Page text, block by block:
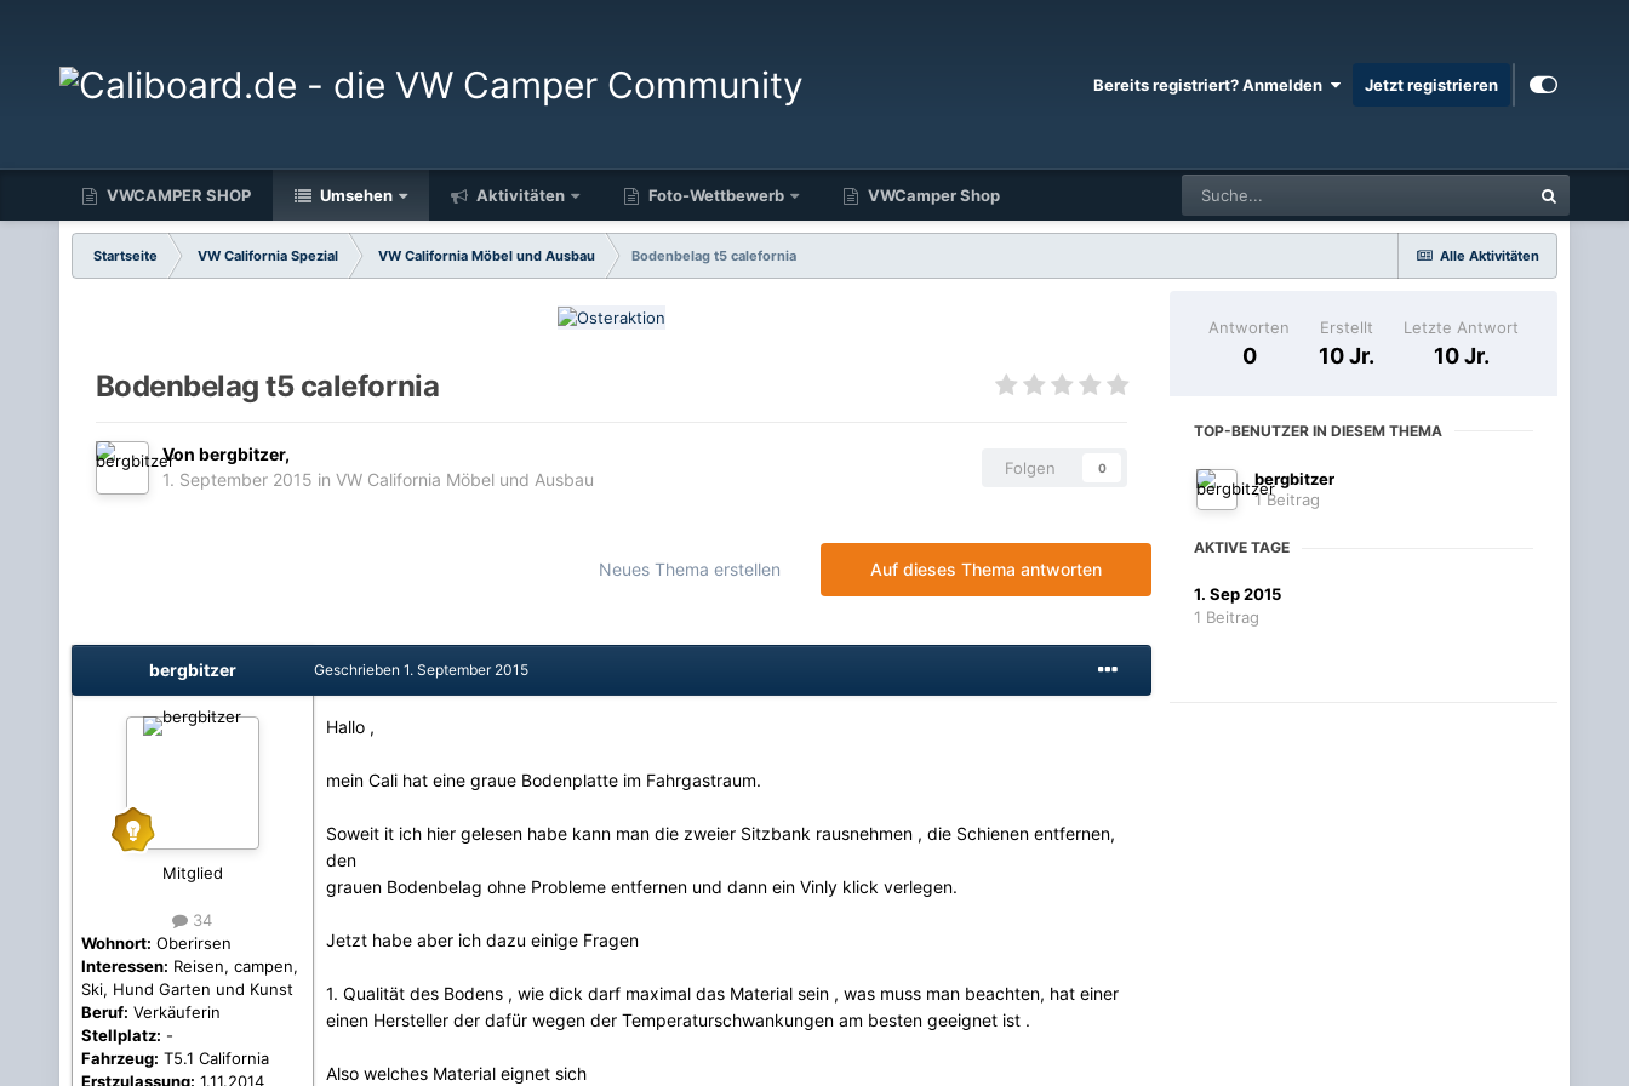
Bereits registriert? Anmelden Jetzt registrieren
VWCAMPER SHOP Umsehen Aktivitäten Foto-Wettbewerb VWCamper Shop
Alle Aktivitäten
Startseite VW California Spezial VW California Möbel und Ausbau Bodenbelag t5 calefornia
Bodenbelag t5 calefornia
Von bergbitzer,
1. September 2015 in VW California Möbel und Ausbau
Folgen 0
Auf dieses Thema antworten
Neues Thema erstellen
bergbitzer
Mitglied
34
Wohnort: Oberirsen
Interessen: Reisen, campen,
Ski, Hund Garten und Kunst
Beruf: Verkäuferin
Stellplatz: -
Fahrzeug: T5.1 California
Erstzulassung: 1.11.2014
Geschrieben 1. September 2015
Hallo ,
mein Cali hat eine graue Bodenplatte im Fahrgastraum.
Soweit it ich hier gelesen habe kann man die zweier Sitzbank rausnehmen , die Schienen entfernen,
den
grauen Bodenbelag ohne Probleme entfernen und dann ein Vinly klick verlegen.
Jetzt habe aber ich dazu einige Fragen
1. Qualität des Bodens , wie dick darf maximal das Material sein , was muss man beachten, hat einer
einen Hersteller der dafür wegen der Temperaturschwankungen am besten geeignet ist .
Also welches Material eignet sich
Antworten
0
Erstellt
10 Jr.
Letzte Antwort
10 Jr.
TOP-BENUTZER IN DIESEM THEMA
bergbitzer
1 Beitrag
AKTIVE TAGE
1. Sep 2015
1 Beitrag